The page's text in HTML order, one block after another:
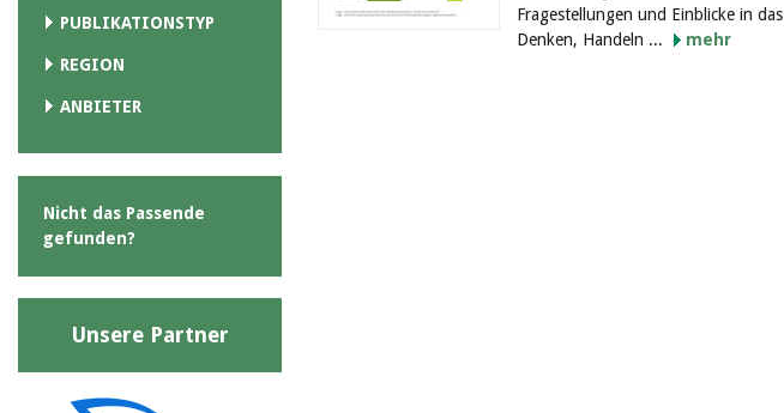
Fragestellungen und Einblicke in das
Denken, Handeln ...
mehr
PUBLIKATIONSTYP
REGION
ANBIETER
Nicht das Passende
gefunden?
Unsere Partner